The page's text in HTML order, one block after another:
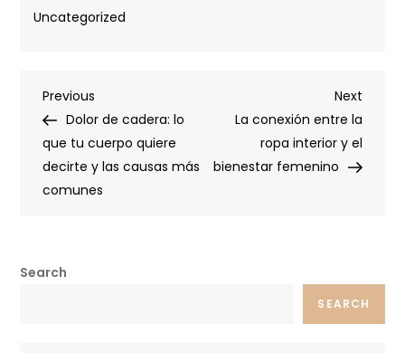
Uncategorized
Post
navigation
Previous
Post
Previous
Dolor de cadera: lo
que tu cuerpo quiere
decirte y las causas más
comunes
Next
Post
Next
La conexión entre la
ropa interior y el
bienestar femenino
Search
SEARCH